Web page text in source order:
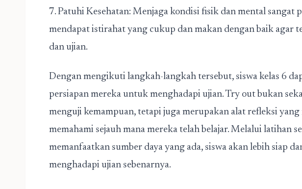
7. Patuhi Kesehatan: Menjaga kondisi fisik dan mental sangat
mendapat istirahat yang cukup dan makan dengan baik agar
dan ujian.
Dengan mengikuti langkah-langkah tersebut, siswa kelas 6
persiapan mereka untuk menghadapi ujian. Try out bukan
menguji kemampuan, tetapi juga merupakan alat refleksi
memahami sejauh mana mereka telah belajar. Melalui latihan
memanfaatkan sumber daya yang ada, siswa akan lebih siap
menghadapi ujian sebenarnya.